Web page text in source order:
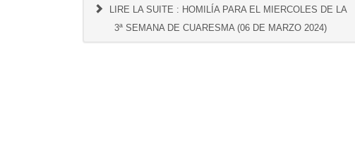
LIRE LA SUITE : HOMILÍA PARA EL MIERCOLES DE LA
3ª SEMANA DE CUARESMA (06 DE MARZO 2024)